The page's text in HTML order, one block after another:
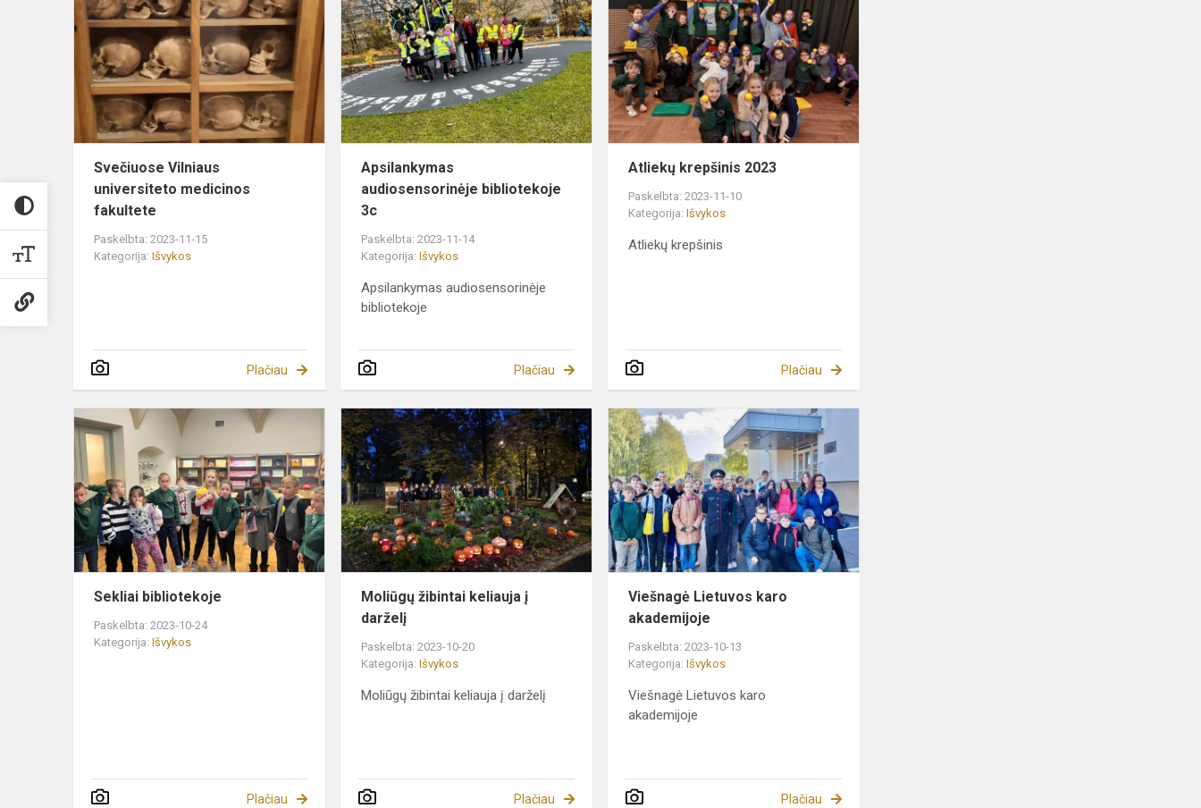
Vilniaus
universiteto
medicinos
fakultete
Svečiuose Vilniaus
universiteto medicinos
fakultete
Paskelbta: 2023-11-15
Kategorija: Išvykos
Plačiau
audiosensorinėje
bibliotekoje
3c
Apsilankymas
audiosensorinėje bibliotekoje
3c
Paskelbta: 2023-11-14
Kategorija:Išvykos
Apsilankymas audiosensorinėje
bibliotekoje
Plačiau
Atliekų krepšinis 2023
Paskelbta: 2023-11-10
Kategorija:Išvykos
Atliekų krepšinis
Plačiau
Sekliai
bibliotekoje
Sekliai bibliotekoje
Paskelbta: 2023-10-24
Kategorija: Išvykos
Plačiau
Moliūgų
žibintai
keliauja į
darželį
Moliūgų žibintai keliauja į
darželį
Paskelbta: 2023-10-20
Kategorija:Išvykos
Moliūgų žibintai keliauja į darželį
Plačiau
akademijoje
Viešnagė Lietuvos karo
akademijoje
Paskelbta: 2023-10-13
Kategorija:Išvykos
Viešnagė Lietuvos karo
akademijoje
Plačiau